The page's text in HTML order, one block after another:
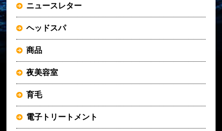
ニュースレター
ヘッドスパ
商品
夜美容室
育毛
電子トリートメント